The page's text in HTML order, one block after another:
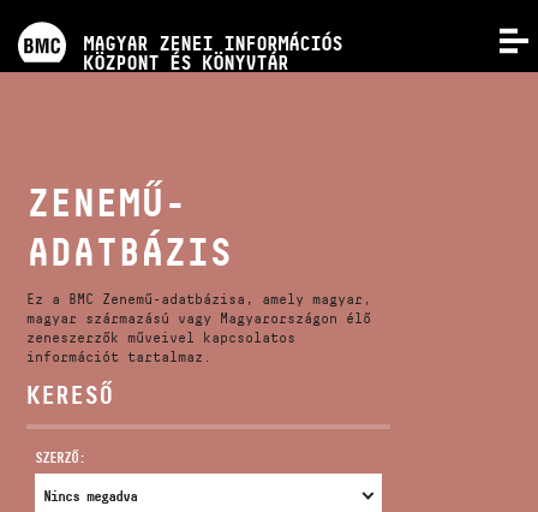
MAGYAR ZENEI INFORMÁCIÓS
KÖZPONT ÉS KÖNYVTÁR
KÉPZÉSEK
KIADVÁNYOK
RÓLUNK
VIDEÓ GALÉRIA
ZENEMŰ-
ADATBÁZIS
Ez a BMC Zenemű-adatbázisa, amely magyar,
magyar származású vagy Magyarországon élő
zeneszerzők műveivel kapcsolatos
információt tartalmaz.
KERESŐ
SZERZŐ: